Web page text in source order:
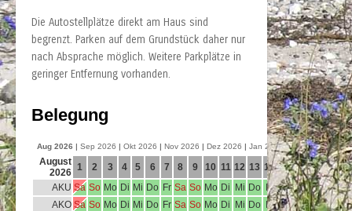
Die Autostellplätze direkt am Haus sind
begrenzt. Parken auf dem Grundstück daher nur
nach Absprache möglich. Weitere Parkplätze in
geringer Entfernung vorhanden.